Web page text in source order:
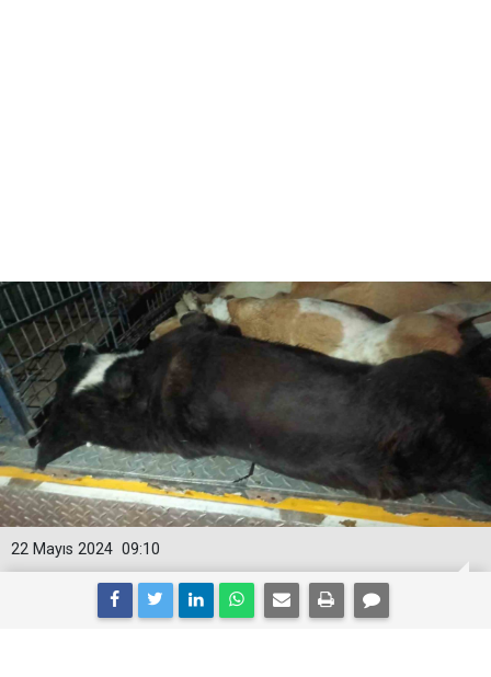
09:10
22 Mayıs 2024